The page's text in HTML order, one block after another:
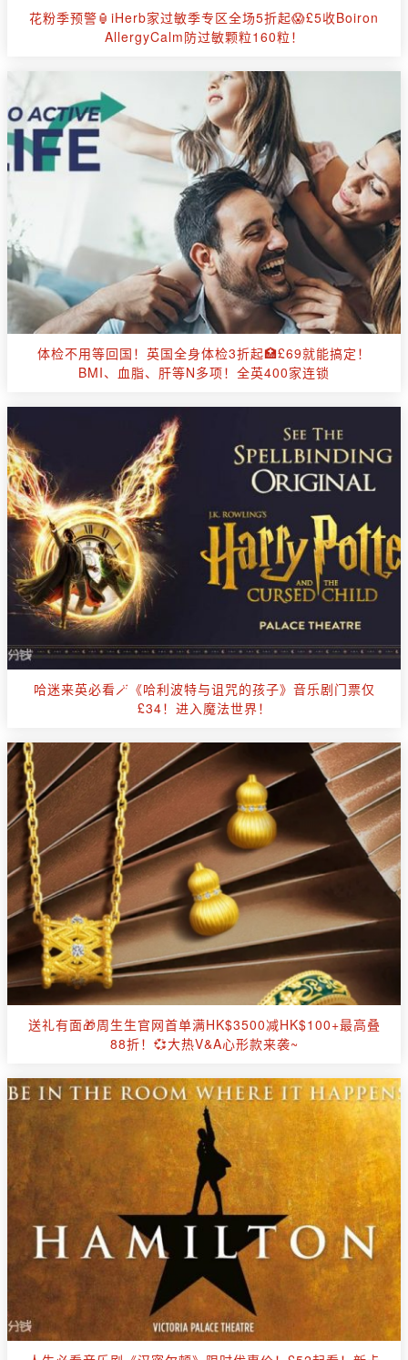
花粉季预警🏮iHerb家过敏季专区全场5折起😱£5收Boiron
AllergyCalm防过敏颗粒160粒！
体检不用等回国！英国全身体检3折起🏥£69就能搞定！
BMI、血脂、肝等N多项！全英400家连锁
哈迷来英必看🪄《哈利波特与诅咒的孩子》音乐剧门票仅
£34！进入魔法世界！
送礼有面🎁周生生官网首单满HK$3500减HK$100+最高叠
88折！💞大热V&A心形款来袭~